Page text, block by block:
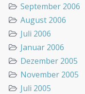
September 2006
August 2006
Juli 2006
Januar 2006
Dezember 2005
November 2005
Juli 2005